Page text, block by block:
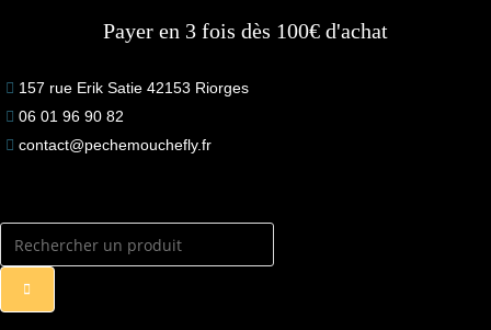
Payer en 3 fois dès 100€ d'achat
157 rue Erik Satie 42153 Riorges
06 01 96 90 82
contact@pechemouchefly.fr